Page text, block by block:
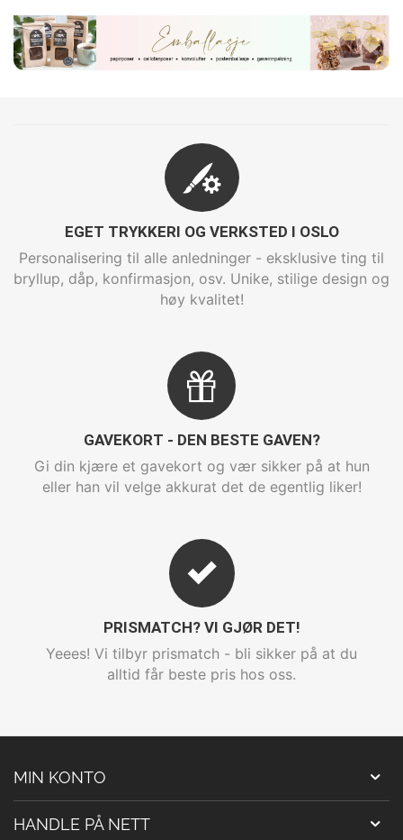
EGET TRYKKERI OG VERKSTED I OSLO
Personalisering til alle anledninger - eksklusive ting til
bryllup, dåp, konfirmasjon, osv. Unike, stilige design og
høy kvalitet!
GAVEKORT - DEN BESTE GAVEN?
Gi din kjære et gavekort og vær sikker på at hun
eller han vil velge akkurat det de egentlig liker!
PRISMATCH? VI GJØR DET!
Yeees! Vi tilbyr prismatch - bli sikker på at du
alltid får beste pris hos oss.
MIN KONTO
HANDLE PÅ NETT